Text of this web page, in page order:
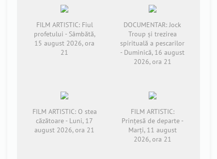
FILM ARTISTIC: Fiul
profetului - Sâmbătă,
15 august 2026, ora
21
DOCUMENTAR: Jock
Troup și trezirea
spirituală a pescarilor
- Duminică, 16 august
2026, ora 21
FILM ARTISTIC: O stea
căzătoare - Luni, 17
august 2026, ora 21
FILM ARTISTIC:
Prințesă de departe -
Marți, 11 august
2026, ora 21